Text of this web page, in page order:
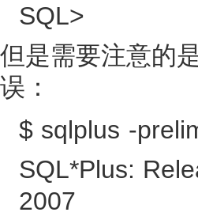
SQL>
但是需要注意的
误：
$ sqlplus -
SQL*Plus:
2007